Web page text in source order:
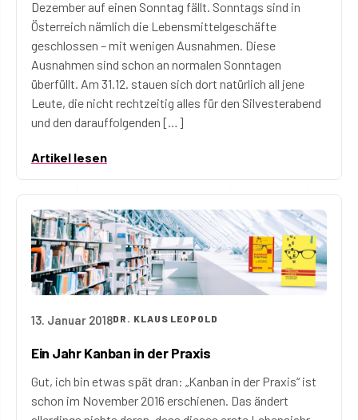
Dezember auf einen Sonntag fällt. Sonntags sind in
Österreich nämlich die Lebensmittelgeschäfte
geschlossen – mit wenigen Ausnahmen. Diese
Ausnahmen sind schon an normalen Sonntagen
überfüllt. Am 31.12. stauen sich dort natürlich all jene
Leute, die nicht rechtzeitig alles für den Silvesterabend
und den darauffolgenden […]
Artikel lesen
13. Januar 2018DR. KLAUS LEOPOLD
Ein Jahr Kanban in der Praxis
Gut, ich bin etwas spät dran: „Kanban in der Praxis“ ist
schon im November 2016 erschienen. Das ändert